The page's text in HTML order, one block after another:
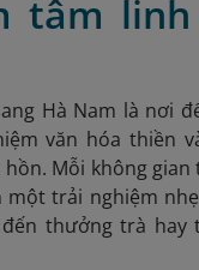
tâm
Hà Nam là nơi
văn hóa thiền
Mỗi không gian
một trải nghiệm
thưởng trà hay